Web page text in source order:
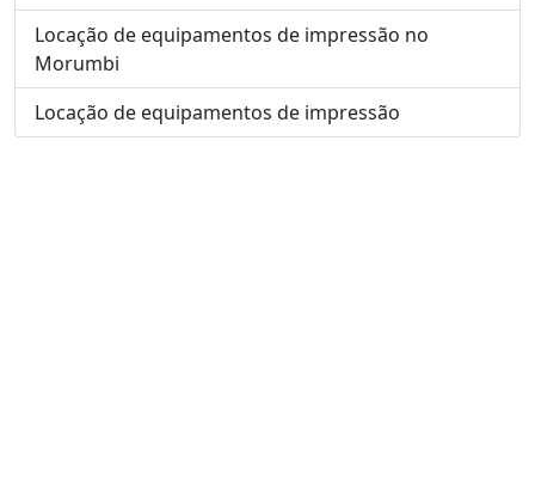
Locação de equipamentos de impressão no
Morumbi
Locação de equipamentos de impressão